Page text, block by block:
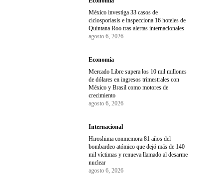
México investiga 33 casos de
ciclosporiasis e inspecciona 16 hoteles de
Quintana Roo tras alertas internacionales
agosto 6, 2026
Economía
Mercado Libre supera los 10 mil millones
de dólares en ingresos trimestrales con
México y Brasil como motores de
crecimiento
agosto 6, 2026
Internacional
Hiroshima conmemora 81 años del
bombardeo atómico que dejó más de 140
mil víctimas y renueva llamado al desarme
nuclear
agosto 6, 2026